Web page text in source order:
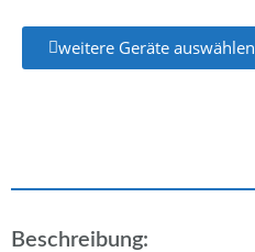
weitere Geräte auswählen
Beschreibung: